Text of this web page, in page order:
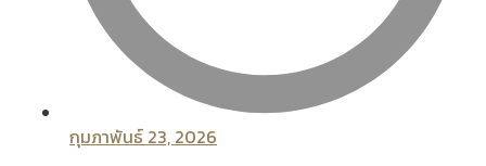
กุมภาพันธ์ 23, 2026